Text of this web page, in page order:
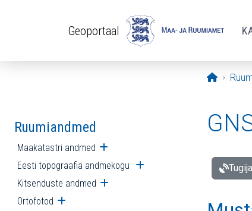
Geoportaal
Avaleht
Ruumiandmed
Maakatastri andmed Ava alammenüü
Eesti topograafia andmekogu Ava alammenüü
Kitsenduste andmed Ava alammenüü
Ortofotod Ava alammenüü